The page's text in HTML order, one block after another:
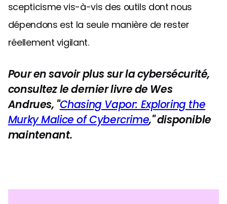
scepticisme vis-à-vis des outils dont nous
dépendons est la seule manière de rester
réellement vigilant.
Pour en savoir plus sur la cybersécurité,
consultez le dernier livre de Wes
Andrues, "Chasing Vapor: Exploring the
Murky Malice of Cybercrime," disponible
maintenant.